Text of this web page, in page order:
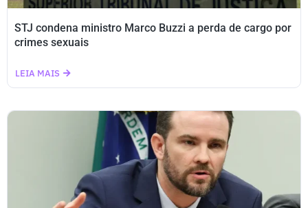
STJ condena ministro Marco Buzzi a perda de cargo por
crimes sexuais
LEIA MAIS